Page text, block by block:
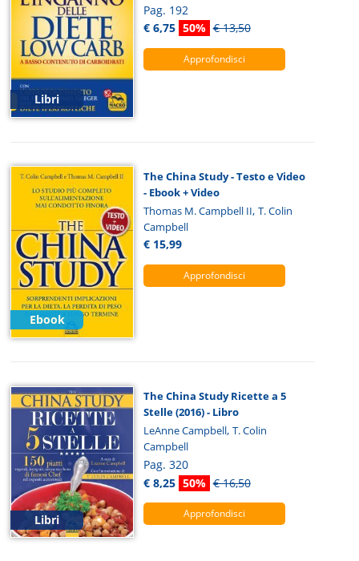
Libri
Pag. 192
€ 6,75 50% € 13,50
Approfondisci
Ebook
The China Study - Testo e Video
- Ebook + Video
Thomas M. Campbell II, T. Colin
Campbell
€ 15,99
Approfondisci
Libri
The China Study Ricette a 5
Stelle (2016) - Libro
LeAnne Campbell, T. Colin
Campbell
Pag. 320
€ 8,25 50% € 16,50
Approfondisci